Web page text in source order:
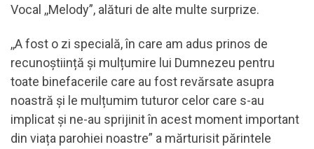
Vocal ,,Melody”, alături de alte multe surprize.
,,A fost o zi specială, în care am adus prinos de
recunoștiință și mulțumire lui Dumnezeu pentru
toate binefacerile care au fost revărsate asupra
noastră și le mulțumim tuturor celor care s-au
implicat și ne-au sprijinit în acest moment important
din viața parohiei noastre” a mărturisit părintele